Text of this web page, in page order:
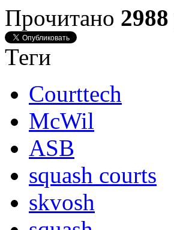
Прочитано 2988
Теги
Courttech
McWil
ASB
squash courts
skvosh